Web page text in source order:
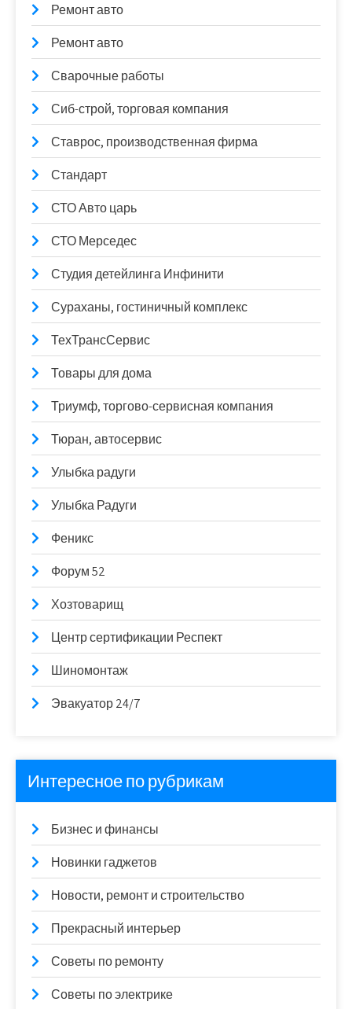
Ремонт авто
Ремонт авто
Сварочные работы
Сиб-строй, торговая компания
Ставрос, производственная фирма
Стандарт
СТО Авто царь
СТО Мерседес
Студия детейлинга Инфинити
Сураханы, гостиничный комплекс
ТехТрансСервис
Товары для дома
Триумф, торгово-сервисная компания
Тюран, автосервис
Улыбка радуги
Улыбка Радуги
Феникс
Форум 52
Хозтоварищ
Центр сертификации Респект
Шиномонтаж
Эвакуатор 24/7
Интересное по рубрикам
Бизнес и финансы
Новинки гаджетов
Новости, ремонт и строительство
Прекрасный интерьер
Советы по ремонту
Советы по электрике